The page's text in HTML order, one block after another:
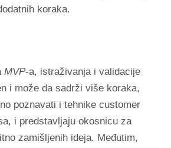
koraka.
MVP-a, istraživanja i validacije
i može da sadrži više koraka,
poznavati i tehnike customer
i predstavljaju okosnicu za
zamišljenih ideja. Međutim,